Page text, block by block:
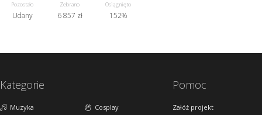
Pozostało
Udany
Zebrano
6 857 zł
Osiągnięto
152%
Kategorie
Muzyka
Cosplay
Pomoc
Załóż projekt